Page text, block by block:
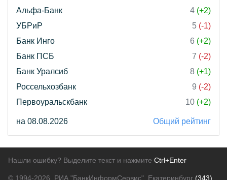
Альфа-Банк
4 (+2)
УБРиР
5 (-1)
Банк Инго
6 (+2)
Банк ПСБ
7 (-2)
Банк Уралсиб
8 (+1)
Россельхозбанк
9 (-2)
Первоуральскбанк
10 (+2)
на 08.08.2026 Общий рейтинг
Нашли ошибку? Выделите текст и нажмите Ctrl+Enter
© 1994-2026. РИА "БанкИнформСервис". Екатеринбург (343)